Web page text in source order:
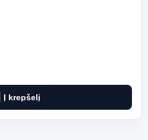
Į krepšelį